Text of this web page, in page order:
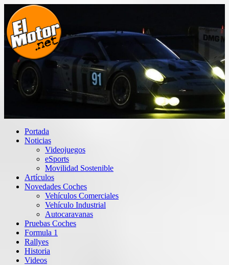
Saltar
contenido
El Motor punto Net
Información sobre novedades y pruebas de Automóviles
Portada
Noticias
Videojuegos
eSports
Movilidad Sostenible
Artículos
Novedades Coches
Vehículos Comerciales
Vehículo Industrial
Autocaravanas
Pruebas Coches
Formula 1
Rallyes
Historia
Videos